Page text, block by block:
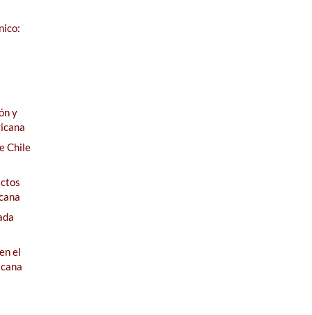
y
Chile
el